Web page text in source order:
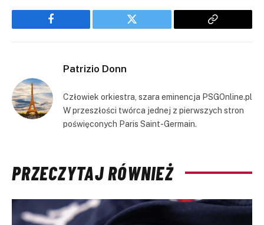
Facebook Twitter
Copy
Patrizio Donn
Człowiek orkiestra, szara eminencja PSGOnline.pl
W przeszłości twórca jednej z pierwszych stron
poświęconych Paris Saint-Germain.
PRZECZYTAJ RÓWNIEŻ